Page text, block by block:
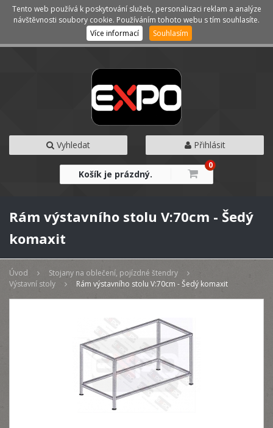
Kategorie Menu
Vyhledat Přihlásit
Košík je prázdný.
0
Rám výstavního stolu V:70cm - Šedý
komaxit
Úvod
Stojany na oblečení, pojízdné štendry
Výstavní stoly
Rám výstavního stolu V:70cm - Šedý komaxit
Tento web používá k poskytování služeb, personalizaci reklam a analýze
návštěvnosti soubory cookie. Používáním tohoto webu s tím souhlasíte.
Více informací
Souhlasím